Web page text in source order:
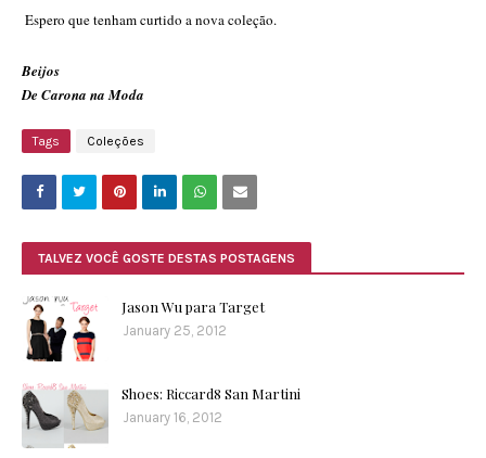
Espero que tenham curtido a nova coleção.
Beijos
De Carona na Moda
Tags Coleções
TALVEZ VOCÊ GOSTE DESTAS POSTAGENS
Jason Wu para Target
January 25, 2012
Shoes: Riccard8 San Martini
January 16, 2012